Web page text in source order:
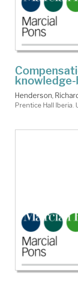
Henderson,
Prentice Hall Iberia.